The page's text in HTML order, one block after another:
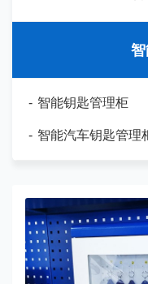
- 智能钥匙管理柜
- 智能汽车钥匙管理